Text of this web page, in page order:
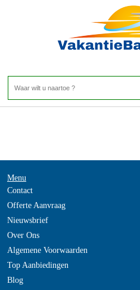
Home>
Menu
Contact
Offerte Aanvraag
Nieuwsbrief
Over Ons
Algemene Voorwaarden
Top Aanbiedingen
Blog